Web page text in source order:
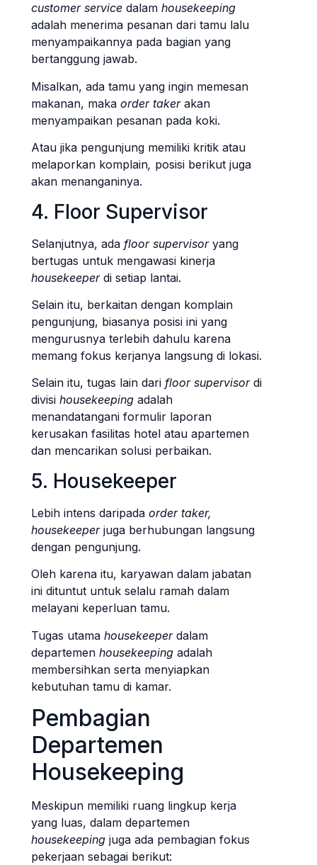
customer service dalam housekeeping
adalah menerima pesanan dari tamu lalu
menyampaikannya pada bagian yang
bertanggung jawab.
Misalkan, ada tamu yang ingin memesan
makanan, maka order taker akan
menyampaikan pesanan pada koki.
Atau jika pengunjung memiliki kritik atau
melaporkan komplain, posisi berikut juga
akan menanganinya.
4. Floor Supervisor
Selanjutnya, ada floor supervisor yang
bertugas untuk mengawasi kinerja
housekeeper di setiap lantai.
Selain itu, berkaitan dengan komplain
pengunjung, biasanya posisi ini yang
mengurusnya terlebih dahulu karena
memang fokus kerjanya langsung di lokasi.
Selain itu, tugas lain dari floor supervisor di
divisi housekeeping adalah
menandatangani formulir laporan
kerusakan fasilitas hotel atau apartemen
dan mencarikan solusi perbaikan.
5. Housekeeper
Lebih intens daripada order taker,
housekeeper juga berhubungan langsung
dengan pengunjung.
Oleh karena itu, karyawan dalam jabatan
ini dituntut untuk selalu ramah dalam
melayani keperluan tamu.
Tugas utama housekeeper dalam
departemen housekeeping adalah
membersihkan serta menyiapkan
kebutuhan tamu di kamar.
Pembagian
Departemen
Housekeeping
Meskipun memiliki ruang lingkup kerja
yang luas, dalam departemen
housekeeping juga ada pembagian fokus
pekerjaan sebagai berikut: